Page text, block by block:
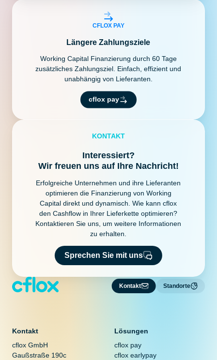
CFLOX PAY
Längere Zahlungsziele
Working Capital Finanzierung durch 60 Tage
zusätzliches Zahlungsziel. Einfach, effizient und
unabhängig von Lieferanten.
cflox pay
KONTAKT
Interessiert?
Wir freuen uns auf Ihre Nachricht!
Erfolgreiche Unternehmen und ihre Lieferanten
optimieren die Finanzierung von Working
Capital direkt und dynamisch. Wie kann cflox
den Cashflow in Ihrer Lieferkette optimieren?
Kontaktieren Sie uns, um weitere Informationen
zu erhalten.
Sprechen Sie mit uns
Kontakt Standorte
Kontakt
cflox GmbH
Gaußstraße 190c
Lösungen
cflox pay
cflox earlypay